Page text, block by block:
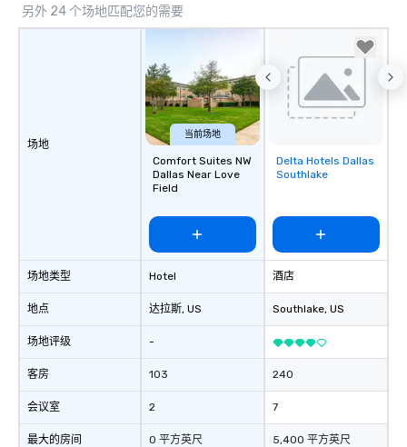
另外 24 个场地匹配您的需要
场地
场地类型
地点
场地评级
客房
会议室
最大的房间
当前场地
Comfort Suites NW
Dallas Near Love
Field
Hotel
达拉斯, US
-
103
2
0 平方英尺
Removed from
favorites
Delta Hotels Dallas
Southlake
酒店
Southlake, US
240
7
5,400 平方英尺